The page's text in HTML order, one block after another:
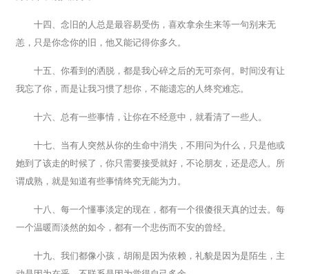
十四、念旧的人总是最容易受伤，喜欢拿余生来等一句别来无
恙，只是你念你的旧，他又能记得你多久。
十五、你看到的洒脱，都是我心碎之后的无可奈何。时间没有让
我忘了你，而是让我习惯了想你，不能遗忘的人终究难忘。
十六、总有一些事情，让你在不经意中，就看清了一些人。
十七、当有人突然从你的生命中消失，不用问为什么，只是他或
她到了该走的时候了，你只需要接受就好，不论朋友，还是恋人。所
谓成熟，就是知道有些事情终究无能为力。
十八、每一个懂事淡定的现在，都有一个很傻很天真的过去。每
一个温暖而淡然的如今，都有一个悲伤而不安的曾经。
十九、我们都像小孩，胡闹是因为依赖，礼貌是因为是陌生，主